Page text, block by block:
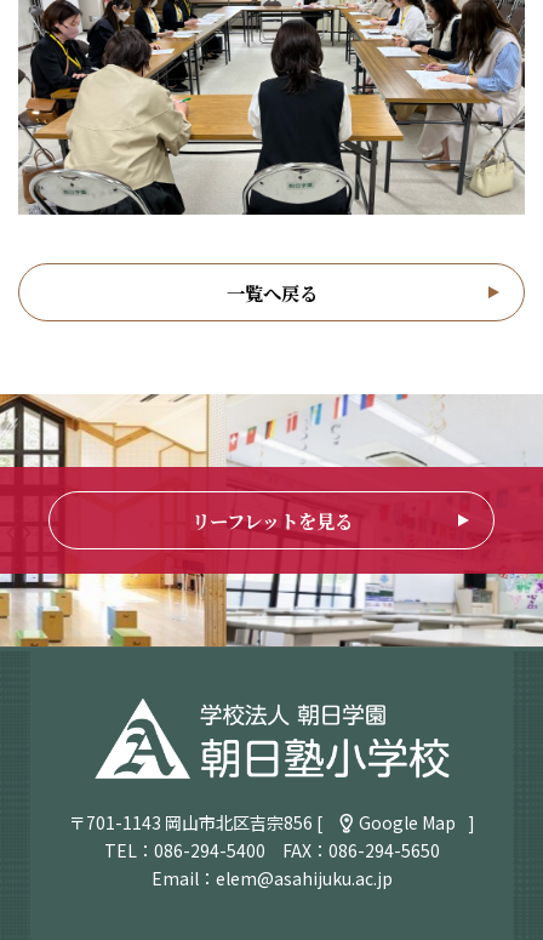
一覧へ戻る
リーフレットを見る
〒701-1143 岡山市北区吉宗856 [ Google Map ]
TEL： 086-294-5400 FAX：086-294-5650
Email： elem@asahijuku.ac.jp